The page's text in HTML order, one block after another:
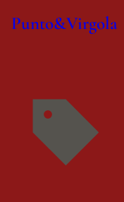
Punto&Virgola